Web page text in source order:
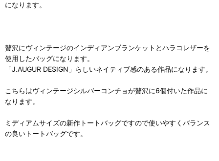
になります。
贅沢にヴィンテージのインディアンブランケットとハラコレザーを
使用したバッグになります。
「J.AUGUR DESIGN」らしいネイティブ感のある作品になります。
こちらはヴィンテージシルバーコンチョが贅沢に6個付いた作品に
なります。
ミディアムサイズの新作トートバッグですので使いやすくバランス
の良いトートバッグです。